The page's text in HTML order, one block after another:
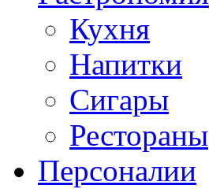
Кухня
Напитки
Сигары
Рестораны
Персоналии